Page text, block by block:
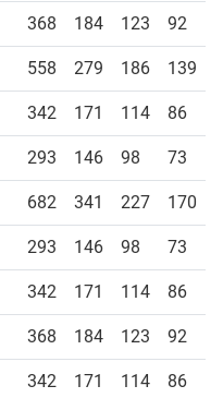
368 184 123 92
558 279 186 139
342 171 114 86
293 146 98 73
682 341 227 170
293 146 98 73
342 171 114 86
368 184 123 92
342 171 114 86